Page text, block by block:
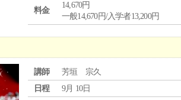
料金
14,670円
一般14,670円/入学者13,200円
講師
芳垣 宗久
日程
9月 10日